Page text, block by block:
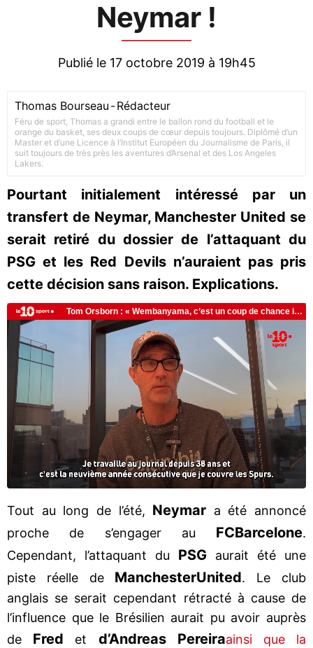
Neymar !
Publié le 17 octobre 2019 à 19h45
Thomas Bourseau -Rédacteur
Féru de sport, Thomas a grandi entre le ballon rond du football et le
orange du basket, ses deux coups de cœur depuis toujours. Diplômé d’un
Master et d’une Licence à l’Institut Européen du Journalisme de Paris, il
suit toujours de très près les aventures d’Arsenal et des Los Angeles
Lakers.
Pourtant initialement intéressé par un
transfert de Neymar, Manchester United se
serait retiré du dossier de l’attaquant du
PSG et les Red Devils n’auraient pas pris
cette décision sans raison. Explications.
Tout au long de l’été, Neymar a été annoncé
proche de s’engager au FCBarcelone.
Cependant, l’attaquant du PSG aurait été une
piste réelle de ManchesterUnited. Le club
anglais se serait cependant rétracté à cause de
l’influence que le Brésilien aurait pu avoir auprès
de Fred et d’Andreas Pereiraainsi que la